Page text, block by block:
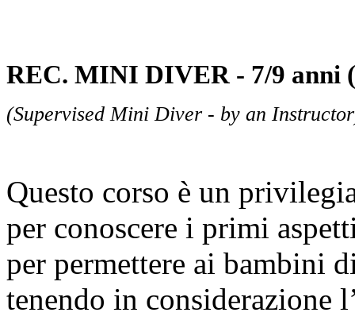
REC. MINI DIVER - 7/9 anni
(Supervised Mini Diver - by an
Questo corso è un
per conoscere i primi
per permettere ai bambini
tenendo in considerazione